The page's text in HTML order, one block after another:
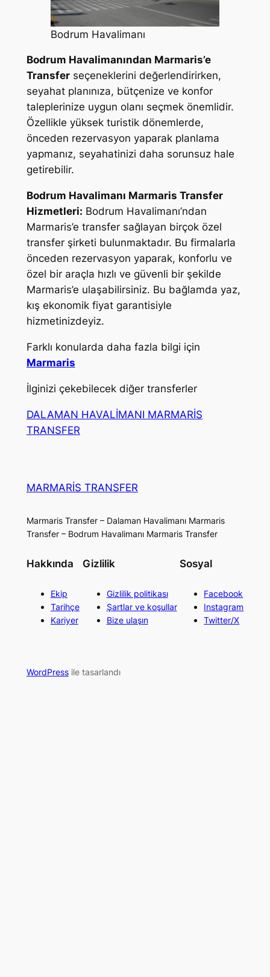
Bodrum Havalimanı
Bodrum Havalimanından Marmaris’e
Transferseçeneklerini değerlendirirken,
seyahat planınıza, bütçenize ve konfor
taleplerinize uygun olanı seçmek önemlidir.
Özellikle yüksek turistik dönemlerde,
önceden rezervasyon yaparak planlama
yapmanız, seyahatinizi daha sorunsuz hale
getirebilir.
Bodrum Havalimanı Marmaris Transfer
Hizmetleri: Bodrum Havalimanı’ndan
Marmaris’e transfer sağlayan birçok özel
transfer şirketi bulunmaktadır. Bu firmalarla
önceden rezervasyon yaparak, konforlu ve
özel bir araçla hızlı ve güvenli bir şekilde
Marmaris’e ulaşabilirsiniz. Bu bağlamda yaz,
kış ekonomik fiyat garantisiyle
hizmetinizdeyiz.
Farklı konularda daha fazla bilgi için
Marmaris
İlginizi çekebilecek diğer transferler
DALAMAN HAVALİMANI MARMARİS
TRANSFER
MARMARİS TRANSFER
Marmaris Transfer – Dalaman Havalimanı Marmaris
Transfer – Bodrum Havalimanı Marmaris Transfer
Hakkında
Ekip
Tarihçe
Kariyer
Gizlilik
Gizlilik politikası
Şartlar ve koşullar
Bize ulaşın
Sosyal
Facebook
Instagram
Twitter/X
WordPressile tasarlandı